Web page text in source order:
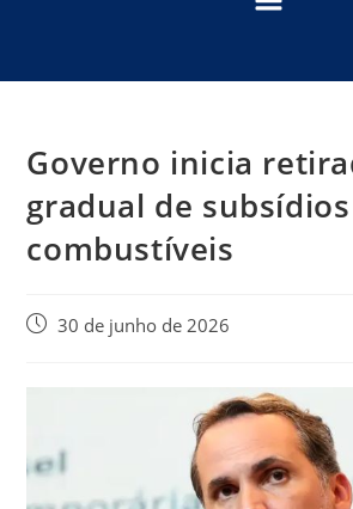
Governo inicia
gradual de
combustíveis
30 de junho de 2026